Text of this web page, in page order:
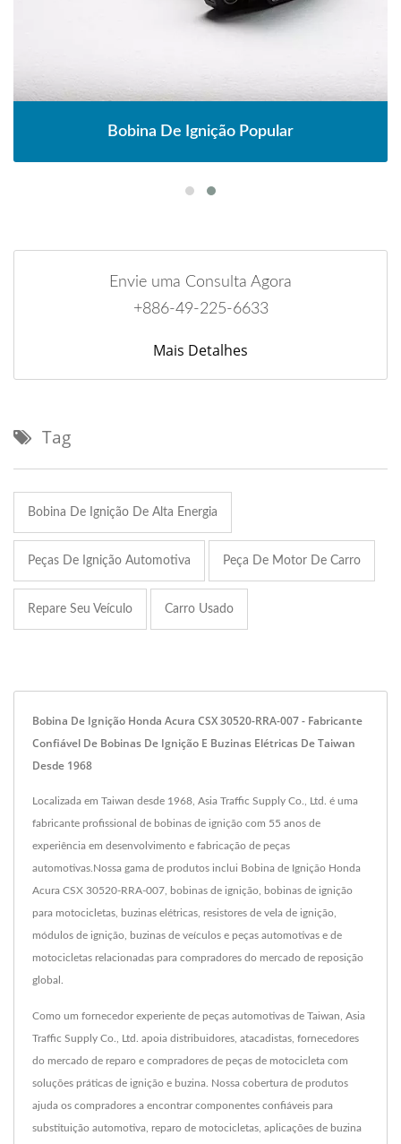
Bobina De Ignição Popular
Envie uma Consulta Agora
+886-49-225-6633
Mais Detalhes
Tag
Bobina De Ignição De Alta Energia
Peças De Ignição Automotiva Peça De Motor De Carro
Repare Seu Veículo Carro Usado
Bobina De Ignição Honda Acura CSX 30520-RRA-007 - Fabricante
Confiável De Bobinas De Ignição E Buzinas Elétricas De Taiwan
Desde 1968
Localizada em Taiwan desde 1968, Asia Traffic Supply Co., Ltd. é uma
fabricante profissional de bobinas de ignição com 55 anos de
experiência em desenvolvimento e fabricação de peças
automotivas.Nossa gama de produtos inclui Bobina de Ignição Honda
Acura CSX 30520-RRA-007, bobinas de ignição, bobinas de ignição
para motocicletas, buzinas elétricas, resistores de vela de ignição,
módulos de ignição, buzinas de veículos e peças automotivas e de
motocicletas relacionadas para compradores do mercado de reposição
global.
Como um fornecedor experiente de peças automotivas de Taiwan, Asia
Traffic Supply Co., Ltd. apoia distribuidores, atacadistas, fornecedores
do mercado de reparo e compradores de peças de motocicleta com
soluções práticas de ignição e buzina. Nossa cobertura de produtos
ajuda os compradores a encontrar componentes confiáveis para
substituição automotiva, reparo de motocicletas, aplicações de buzina